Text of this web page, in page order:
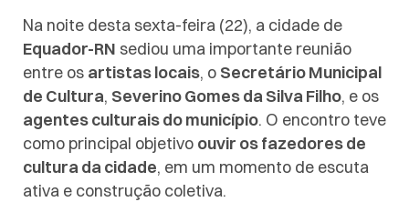
Na noite desta sexta-feira (22), a cidade de
Equador-RN sediou uma importante reunião
entre os artistas locais, o Secretário Municipal
de Cultura, Severino Gomes da Silva Filho, e os
agentes culturais do município. O encontro teve
como principal objetivo ouvir os fazedores de
cultura da cidade, em um momento de escuta
ativa e construção coletiva.